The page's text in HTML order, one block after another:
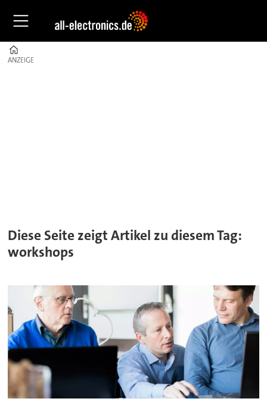
ANZEIGE
ANZEIGE
Diese Seite zeigt Artikel zu diesem Tag:
workshops